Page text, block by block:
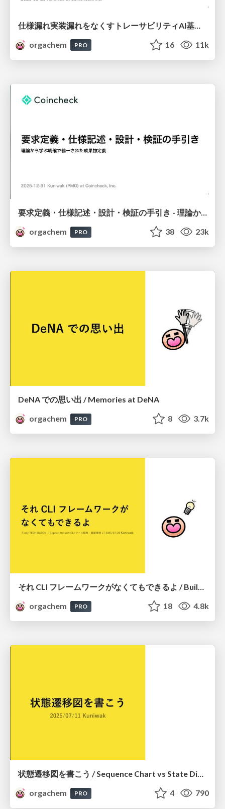
orgachem
PRO 16 11k
要求定義・仕様記述・設計・検証の手引き - 理論から学ぶ明確で統一された成果物定義
orgachem
PRO 38 23k
DeNA での思い出 / Memories at DeNA
orgachem
PRO 8 3.7k
それ CLI フレームワークがなくてもできるよ / Building CLI Tools Without Frameworks
orgachem
PRO 18 4.8k
状態遷移図を書こう / Sequence Chart vs State Diagram
orgachem
PRO 4 790